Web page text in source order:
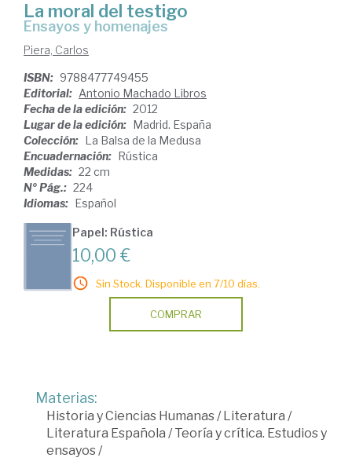
La moral del testigo
ensayos y homenajes
Piera, Carlos
ISBN: 9788477749455
Editorial: Antonio Machado Libros
Fecha de la edición: 2012
Lugar de la edición:
Madrid. España
Colección:
La Balsa de la Medusa
Encuadernación:
Rústica
Medidas: 22 cm
Nº Pág.: 224
Idiomas:
Español
Papel: Rústica
10,00 €
Sin Stock. Disponible en 7/10 días.
COMPRAR
Materias:
Historia y Ciencias Humanas/ Literatura /
Literatura Española /Teoría y crítica. Estudios y
ensayos/